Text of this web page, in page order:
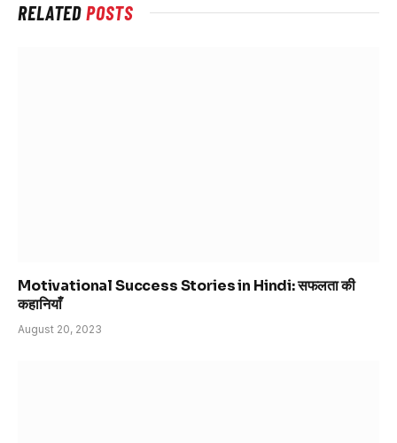
RELATEDPOSTS
Motivational Success Stories in Hindi: सफलता की
कहानियाँ
August 20, 2023